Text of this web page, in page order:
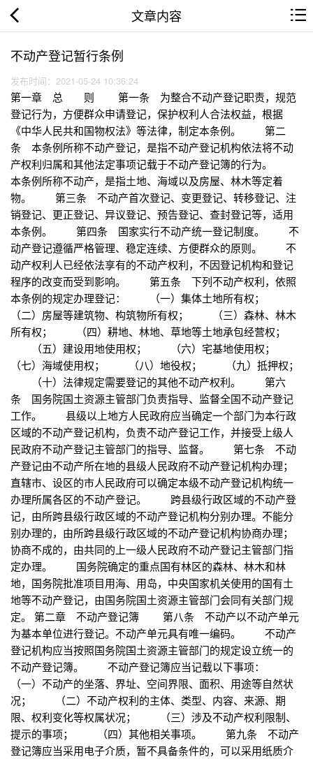
文章内容
不动产登记暂行条例
发布时间：2021-05-24 10:36:24
第一章 总 则 第一条 为整合不动产登记职责，规范
登记行为，方便群众申请登记，保护权利人合法权益，根据
《中华人民共和国物权法》等法律，制定本条例。 第二
条 本条例所称不动产登记，是指不动产登记机构依法将不动
产权利归属和其他法定事项记载于不动产登记簿的行为。
本条例所称不动产，是指土地、海域以及房屋、林木等定着
物。 第三条 不动产首次登记、变更登记、转移登记、注
销登记、更正登记、异议登记、预告登记、查封登记等，适用
本条例。 第四条 国家实行不动产统一登记制度。 不
动产登记遵循严格管理、稳定连续、方便群众的原则。 不
动产权利人已经依法享有的不动产权利，不因登记机构和登记
程序的改变而受到影响。 第五条 下列不动产权利，依照
本条例的规定办理登记： （一）集体土地所有权；
（二）房屋等建筑物、构筑物所有权； （三）森林、林木
所有权； （四）耕地、林地、草地等土地承包经营权；
（五）建设用地使用权； （六）宅基地使用权；
（七）海域使用权； （八）地役权； （九）抵押权；
（十）法律规定需要登记的其他不动产权利。 第六
条 国务院国土资源主管部门负责指导、监督全国不动产登记
工作。 县级以上地方人民政府应当确定一个部门为本行政
区域的不动产登记机构，负责不动产登记工作，并接受上级人
民政府不动产登记主管部门的指导、监督。 第七条 不动
产登记由不动产所在地的县级人民政府不动产登记机构办理；
直辖市、设区的市人民政府可以确定本级不动产登记机构统一
办理所属各区的不动产登记。 跨县级行政区域的不动产登
记，由所跨县级行政区域的不动产登记机构分别办理。不能分
别办理的，由所跨县级行政区域的不动产登记机构协商办理；
协商不成的，由共同的上一级人民政府不动产登记主管部门指
定办理。 国务院确定的重点国有林区的森林、林木和林
地，国务院批准项目用海、用岛，中央国家机关使用的国有土
地等不动产登记，由国务院国土资源主管部门会同有关部门规
定。 第二章 不动产登记簿 第八条 不动产以不动产单元
为基本单位进行登记。不动产单元具有唯一编码。 不动产
登记机构应当按照国务院国土资源主管部门的规定设立统一的
不动产登记簿。 不动产登记簿应当记载以下事项：
（一）不动产的坐落、界址、空间界限、面积、用途等自然状
况； （二）不动产权利的主体、类型、内容、来源、期
限、权利变化等权属状况； （三）涉及不动产权利限制、
提示的事项； （四）其他相关事项。 第九条 不动产
登记簿应当采用电子介质，暂不具备条件的，可以采用纸质介